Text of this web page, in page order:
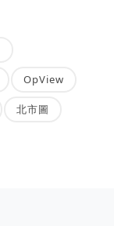
OpView
北市圖